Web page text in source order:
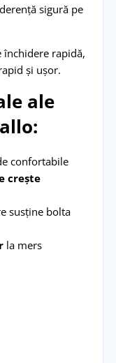
sigură pe
închidere rapidă,
și ușor.
ale
confortabile
crește
susține bolta
la mers